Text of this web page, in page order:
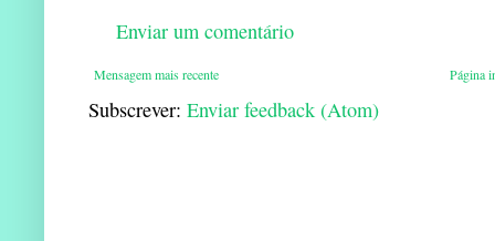
Enviar um comentário
Mensagem mais recente Página
Subscrever: Enviar feedback (Atom)